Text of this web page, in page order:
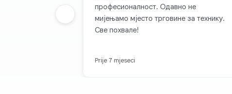
професионалност. Одавно не
мијењамо мјесто трговине за технику.
Све похвале!
Prije 7 mjeseci
Prethodna grupa